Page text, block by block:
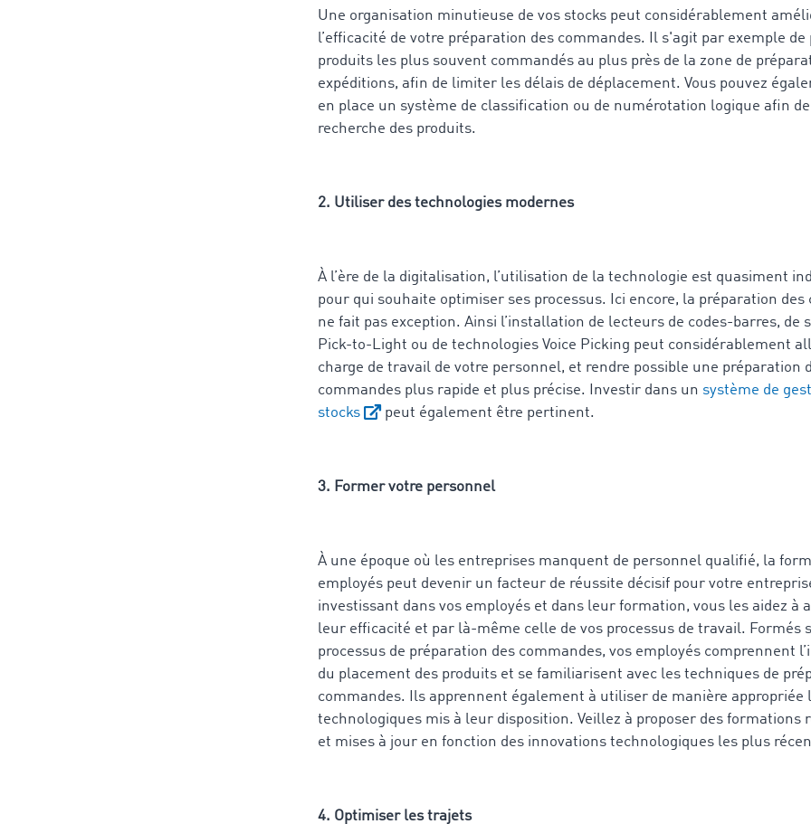
Une organisation minutieuse de vos stocks peut considérablement
l’efficacité de votre préparation des commandes. Il s'agit par exemple de
produits les plus souvent commandés au plus près de la zone de
expéditions, afin de limiter les délais de déplacement. Vous pouvez
en place un système de classification ou de numérotation logique afin
recherche des produits.
2. Utiliser des technologies modernes
À l’ère de la digitalisation, l’utilisation de la technologie est quasiment
pour qui souhaite optimiser ses processus. Ici encore, la préparation des
ne fait pas exception. Ainsi l’installation de lecteurs de codes-barres, de
Pick-to-Light ou de technologies Voice Picking peut considérablement
charge de travail de votre personnel, et rendre possible une préparation
commandes plus rapide et plus précise. Investir dans un système de
stocks
peut également être pertinent.
3. Former votre personnel
À une époque où les entreprises manquent de personnel qualifié, la
employés peut devenir un facteur de réussite décisif pour votre
investissant dans vos employés et dans leur formation, vous les aidez à
leur efficacité et par là-même celle de vos processus de travail. Formés
processus de préparation des commandes, vos employés comprennent
du placement des produits et se familiarisent avec les techniques de
commandes. Ils apprennent également à utiliser de manière appropriée
technologiques mis à leur disposition. Veillez à proposer des formations
et mises à jour en fonction des innovations technologiques les plus
4. Optimiser les trajets